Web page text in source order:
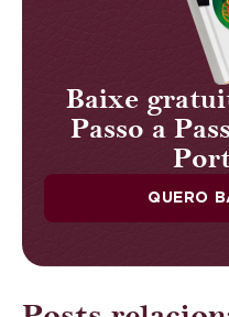
Baixe
Passo a
QUERO